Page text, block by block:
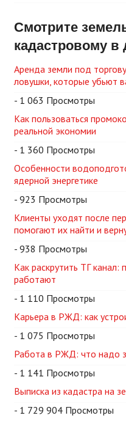
Смотрите
кадастровому в
Аренда земли под
ловушки, которые убьют
- 1 063 Просмотры
Как пользоваться
реальной экономии
- 1 360 Просмотры
Особенности
ядерной энергетике
- 923 Просмотры
Клиенты уходят после
помогают их найти и
- 938 Просмотры
Как раскрутить ТГ
работают
- 1 110 Просмотры
Карьера в РЖД: как
- 1 075 Просмотры
Работа в РЖД: что надо
- 1 141 Просмотры
Выписка из кадастра на
- 1 729 904 Просмотры